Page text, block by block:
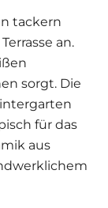
tackern
an.
sorgt. Die
für das
aus